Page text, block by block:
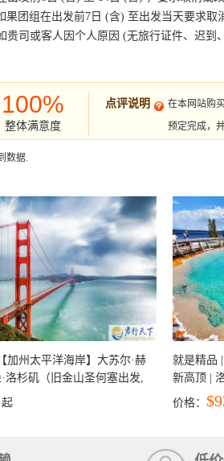
团组在出发前7日 (含) 至出发当天要求取
司或客人因个人原因 (无旅行证件、迟到
100%
整体满意度
点评说明
在本网站购
预定完成，
数据.
加州太平洋海岸】大苏尔·赫
·洛杉矶（旧金山圣何塞出发,
束）
起
就是精品
新高顶 |
彩穴+马
价格：